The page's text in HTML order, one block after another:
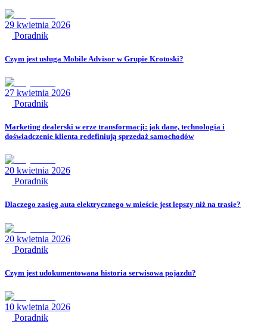
29 kwietnia 2026
Poradnik
Czym jest usługa Mobile Advisor w Grupie Krotoski?
27 kwietnia 2026
Poradnik
Marketing dealerski w erze transformacji: jak dane, technologia i
doświadczenie klienta redefiniują sprzedaż samochodów
20 kwietnia 2026
Poradnik
Dlaczego zasięg auta elektrycznego w mieście jest lepszy niż na trasie?
20 kwietnia 2026
Poradnik
Czym jest udokumentowana historia serwisowa pojazdu?
10 kwietnia 2026
Poradnik